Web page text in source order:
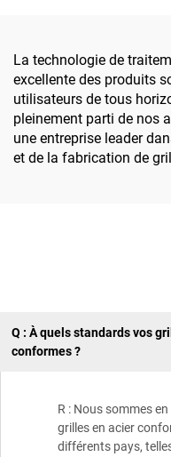
La technologie de
excellente des produits
utilisateurs de tous
pleinement parti de nos
une entreprise leader
et de la fabrication de
Q : À quels standards vos
conformes ?
R : Nous sommes
grilles en acier
différents pays,